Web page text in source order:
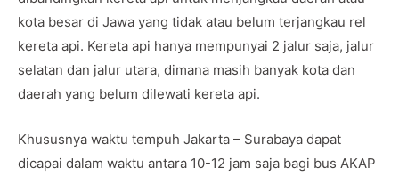
kota besar di Jawa yang tidak atau belum terjangkau rel
kereta api. Kereta api hanya mempunyai 2 jalur saja, jalur
selatan dan jalur utara, dimana masih banyak kota dan
daerah yang belum dilewati kereta api.
Khususnya waktu tempuh Jakarta – Surabaya dapat
dicapai dalam waktu antara 10-12 jam saja bagi bus AKAP